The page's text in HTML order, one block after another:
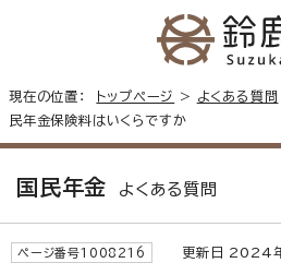
現在の位置： トップページ > よくある質問
民年金保険料はいくらですか
国民年金 よくある質問
ページ番号1008216 更新日 2024